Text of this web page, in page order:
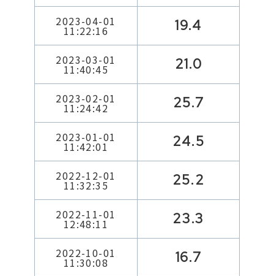
2023-04-01
11:22:16 19.4
2023-03-01
11:40:45 21.0
2023-02-01
11:24:42 25.7
2023-01-01
11:42:01 24.5
2022-12-01
11:32:35 25.2
2022-11-01
12:48:11 23.3
2022-10-01
11:30:08 16.7